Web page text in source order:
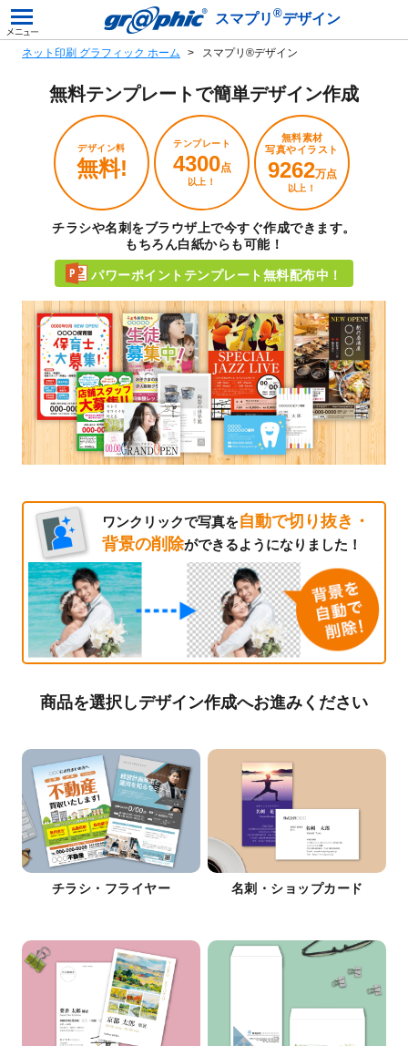
スマプリ ®デザイン
ネット印刷 グラフィック ホーム スマプリ®デザイン
無料テンプレートで簡単デザイン作成
デザイン料
無料!
テンプレート
4300点
以上！
無料素材
写真やイラスト
9262万点
以上！
チラシや名刺をブラウザ上で今すぐ作成できます。
もちろん白紙からも可能！
パワーポイントテンプレート無料配布中！
ワンクリックで写真を自動で切り抜き・
背景の削除ができるようになりました！
商品を選択しデザイン作成へお進みください
チラシ・フライヤー 名刺・ショップカード